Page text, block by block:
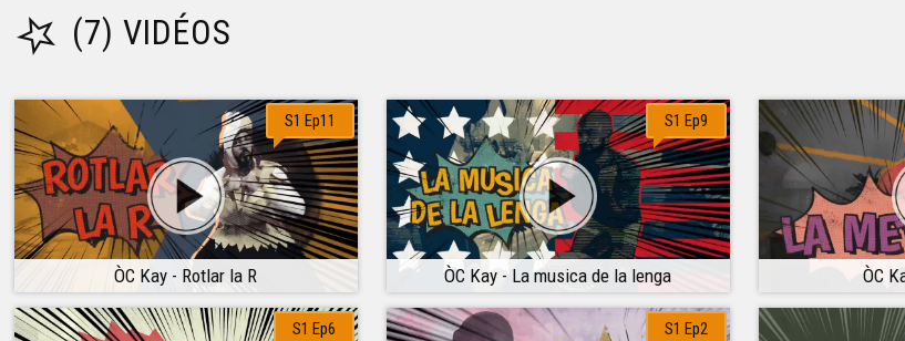
(7) VIDÉOS
ÒC Kay - Rotlar la R
S1 Ep11
ÒC Kay - La musica de la lenga
S1 Ep9
ÒC
S1 Ep6 S1 Ep2